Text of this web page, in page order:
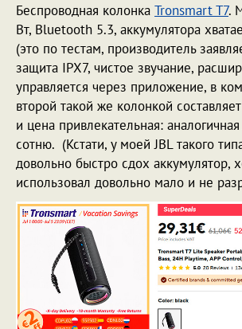
Беспроводная колонка Tronsmart T7.
Вт, Bluetooth 5.3, аккумулятора
(это по тестам, производитель
защита IPX7, чистое звучание,
управляется через приложение, в
второй такой же колонкой
и цена привлекательная: аналогичная
сотню. (Кстати, у моей JBL такого
довольно быстро сдох аккумулятор,
использовал довольно мало и не